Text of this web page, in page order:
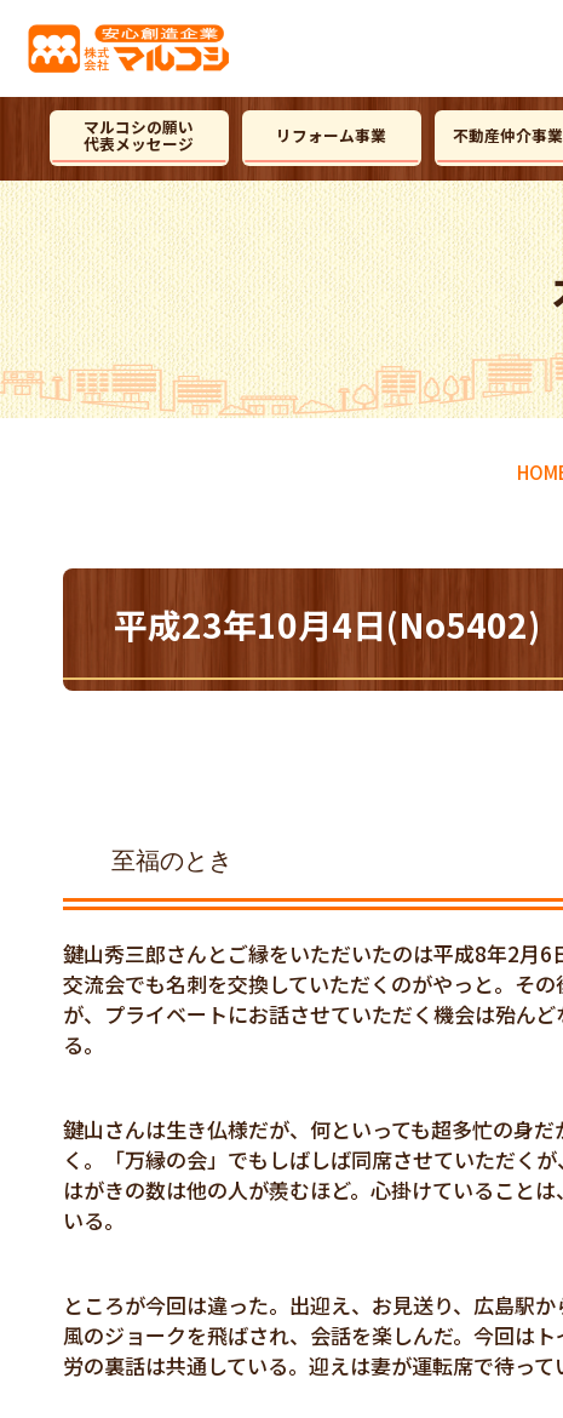
マルコシの願い
代表メッセージ リフォーム事業 不動産仲介事業
平成23年10月4日
至福のとき
鍵山秀三郎さんとご縁をいただいたのは平成8年2月6
交流会でも名刺を交換していただくのがやっと。そ
が、プライベートにお話させていただく機会は殆ん
る。
鍵山さんは生き仏様だが、何といっても超多忙の身
く。「万縁の会」でもしばしば同席させていただく
はがきの数は他の人が羨むほど。心掛けていること
いる。
ところが今回は違った。出迎え、お見送り、広島駅
風のジョークを飛ばされ、会話を楽しんだ。今回は
労の裏話は共通している。迎えは妻が運転席で待っ